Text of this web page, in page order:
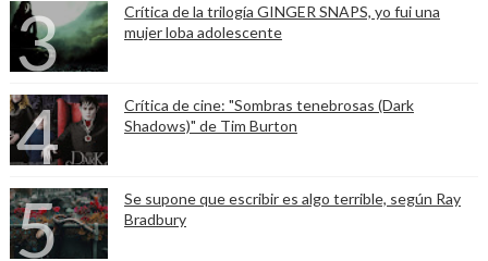
Crítica de la trilogía GINGER SNAPS, yo fui una
mujer loba adolescente
Crítica de cine: "Sombras tenebrosas (Dark
Shadows)" de Tim Burton
Se supone que escribir es algo terrible, según Ray
Bradbury